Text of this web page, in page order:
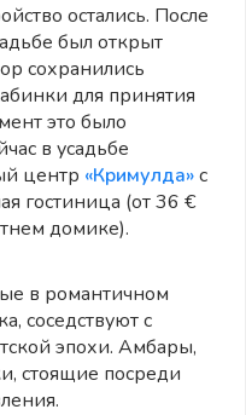
остались. После
был открыт
сохранились
для принятия
это было
в усадьбе
центр «Кримулда»с
гостиница (от 36 €
домике).
в романтичном
соседствуют с
эпохи. Амбары,
стоящие посреди